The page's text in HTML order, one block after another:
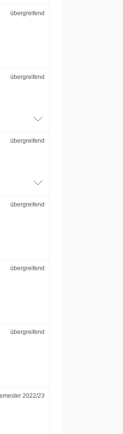
übergreifend
übergreifend
übergreifend
übergreifend
übergreifend
übergreifend
2022/23